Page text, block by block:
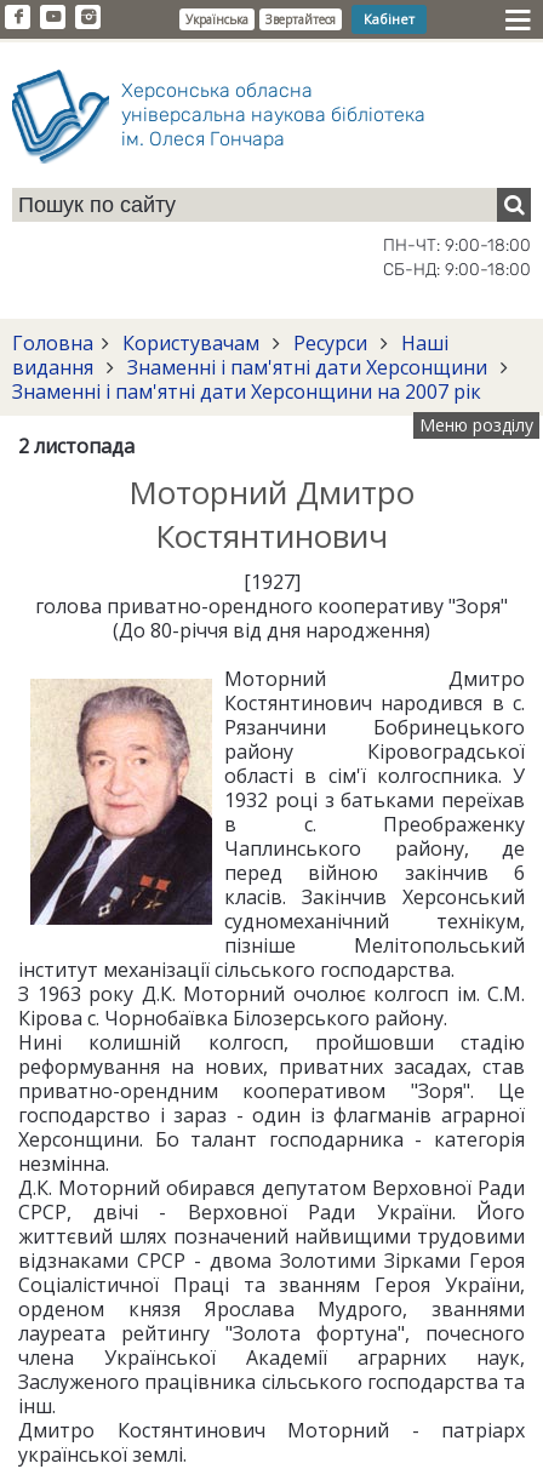
Українська Звертайтеся Кабінет
Херсонська обласна
універсальна наукова бібліотека
ім. Олеся Гончара
ПН-ЧТ: 9:00-18:00
СБ-НД: 9:00-18:00
Головна Користувачам Ресурси
Наші
видання
Знаменні і пам'ятні дати Херсонщини
Знаменні і пам'ятні дати Херсонщини на 2007 рік
Меню розділу
2 листопада
Моторний Дмитро
Костянтинович
[1927]
голова приватно-орендного кооперативу "Зоря"
(До 80-річчя від дня народження)
Моторний Дмитро
Костянтинович народився в с.
Рязанчини Бобринецького
району Кіровоградської
області в сім'ї колгоспника. У
1932 році з батьками переїхав
в с. Преображенку
Чаплинського району, де
перед війною закінчив 6
класів. Закінчив Херсонський
судномеханічний технікум,
пізніше Мелітопольський
інститут механізації сільського господарства.
З 1963 року Д.К. Моторний очолює колгосп ім. С.М.
Кірова с. Чорнобаївка Білозерського району.
Нині колишній колгосп, пройшовши стадію
реформування на нових, приватних засадах, став
приватно-орендним кооперативом "Зоря". Це
господарство і зараз - один із флагманів аграрної
Херсонщини. Бо талант господарника - категорія
незмінна.
Д.К. Моторний обирався депутатом Верховної Ради
СРСР, двічі - Верховної Ради України. Його
життєвий шлях позначений найвищими трудовими
відзнаками СРСР - двома Золотими Зірками Героя
Соціалістичної Праці та званням Героя України,
орденом князя Ярослава Мудрого, званнями
лауреата рейтингу "Золота фортуна", почесного
члена Української Академії аграрних наук,
Заслуженого працівника сільського господарства та
інш.
Дмитро Костянтинович Моторний - патріарх
української землі.